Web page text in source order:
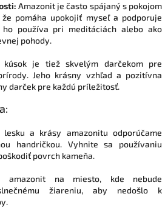
Amazonit je často spájaný s pokojom
pomáha upokojiť myseľ a podporuje
ho používa pri meditáciách alebo ako
pohody.
kúsok je tiež skvelým darčekom pre
Jeho krásny vzhľad a pozitívna
darček pre každú príležitosť.
lesku a krásy amazonitu odporúčame
handričkou. Vyhnite sa používaniu
povrch kameňa.
amazonit na miesto, kde nebude
žiareniu, aby nedošlo k